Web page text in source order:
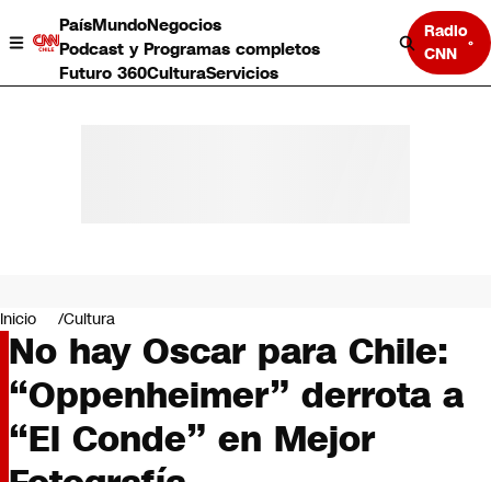
PaísMundoNegocios
Podcast y Programas completos
Futuro 360CulturaServicios
Radio
CNN
Negocios
Deportes
Programas completos
Cultura
Servicios
Bits
Inicio Cultura
No hay Oscar para Chile:
“Oppenheimer” derrota a
“El Conde” en Mejor